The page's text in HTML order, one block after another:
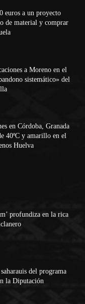
euros a un proyecto
de material y comprar
a Moreno en el
sistemático» del
en Córdoba, Granada
40ºC y amarillo en el
Huelva
profundiza en la rica
del programa
la Diputación